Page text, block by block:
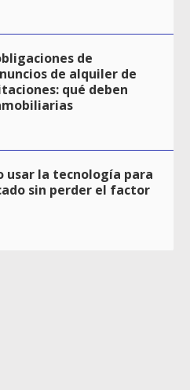
de
de alquiler de
qué deben
la tecnología para
sin perder el factor